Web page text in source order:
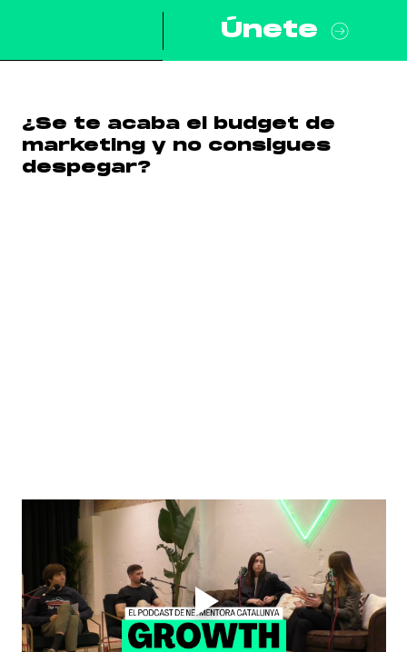
Únete
¿Se te acaba el budget de
marketing y no consigues
despegar?